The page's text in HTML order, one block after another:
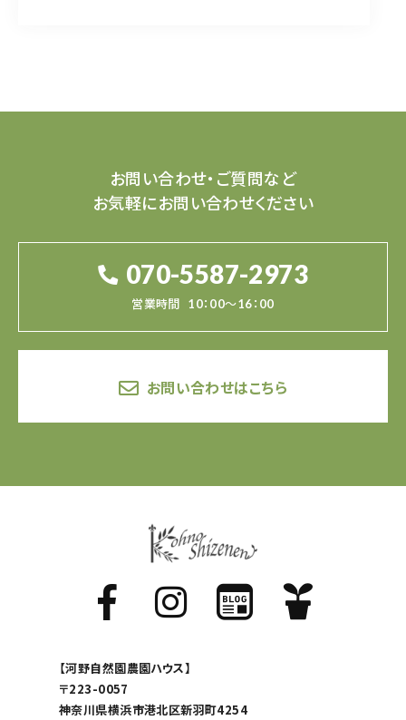
お問い合わせ・ご質問など
お気軽にお問い合わせください
070-5587-2973
営業時間 10：00～16：00
お問い合わせはこちら
【河野自然園農園ハウス】
〒223-0057
神奈川県横浜市港北区新羽町4254